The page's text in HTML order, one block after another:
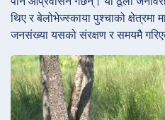
थिए र बेलोभेज्स्काया पुश्चाको
जनसंख्या यसको संरक्षण र समयमै